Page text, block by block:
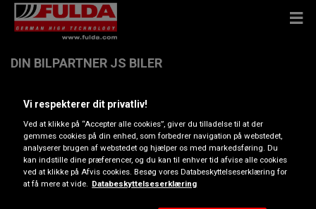
DIN BILPARTNER JS BILER
Ellehammervej 4, 9900 FREDERIKSHAVN
Få kørevejledning
Se telefonnummer
Vi respekterer dit privatliv!
Ved at klikke på “Accepter alle cookies”, giver du tilladelse til at der
gemmes cookies på din enhed, som forbedrer navigation på webstedet,
analyserer brugen af webstedet og hjælper os med markedsføring. Du
kan indstille dine præferencer, og du kan til enhver tid afvise alle cookies
ved at klikke på Afvis cookies. Besøg vores Databeskyttelseserklæring for
at få mere at vide. Databeskyttelseserklæring